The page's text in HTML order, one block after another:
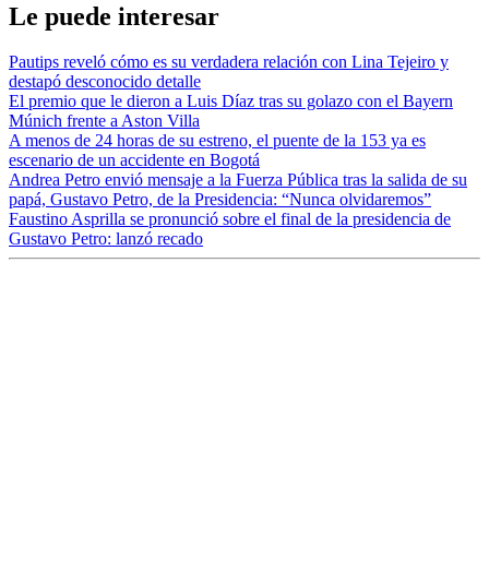
Le puede interesar
Pautips reveló cómo es su verdadera relación con Lina Tejeiro y
destapó desconocido detalle
El premio que le dieron a Luis Díaz tras su golazo con el Bayern
Múnich frente a Aston Villa
A menos de 24 horas de su estreno, el puente de la 153 ya es
escenario de un accidente en Bogotá
Andrea Petro envió mensaje a la Fuerza Pública tras la salida de su
papá, Gustavo Petro, de la Presidencia: “Nunca olvidaremos”
Faustino Asprilla se pronunció sobre el final de la presidencia de
Gustavo Petro: lanzó recado